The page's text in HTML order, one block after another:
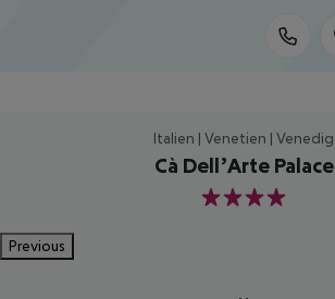
Italien | Venetien | Venedig
Cà Dell’Arte Palace
4
Previous